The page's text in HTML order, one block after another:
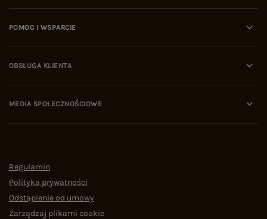
POMOC I WSPARCIE
OBSŁUGA KLIENTA
MEDIA SPOŁECZNOŚCIOWE
Regulamin
Polityka prywatności
Odstąpienie od umowy
Zarządzaj plikami cookie